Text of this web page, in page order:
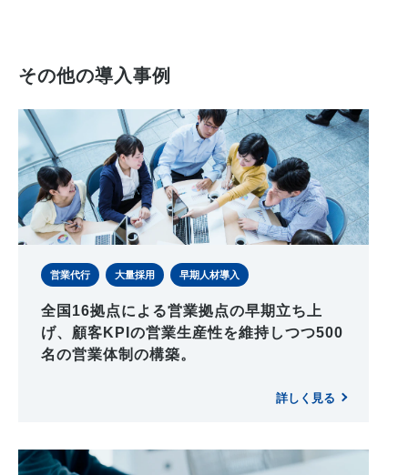
その他の導入事例
営業代行 大量採用 早期人材導入
全国16拠点による営業拠点の早期立ち上
げ、顧客KPIの営業生産性を維持しつつ500
名の営業体制の構築。
詳しく見る